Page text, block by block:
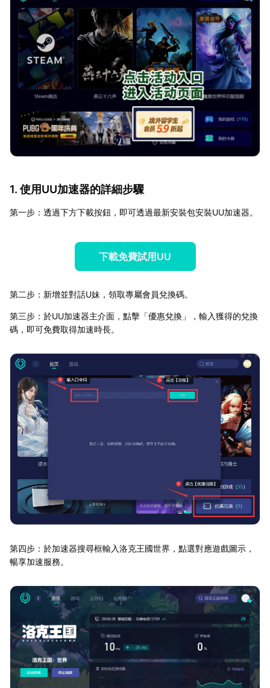
1. 使用UU加速器的詳細步驟
第一步：透過下方下載按鈕，即可透過最新安裝包安裝UU加速器。
下載免費試用UU
第二步：新增並對話U妹，領取專屬會員兌換碼。
第三步：於UU加速器主介面，點擊「優惠兌換」，輸入獲得的兌換
碼，即可免費取得加速時長。
第四步：於加速器搜尋框輸入洛克王國世界，點選對應遊戲圖示，
暢享加速服務。